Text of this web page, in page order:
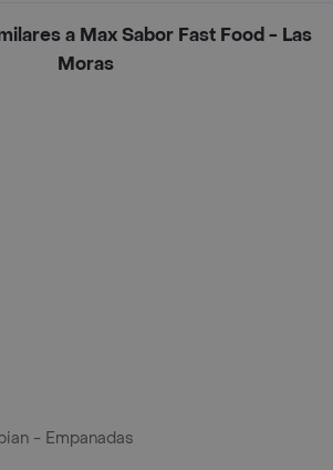
a Max Sabor Fast Food - Las
Moras
- Empanadas